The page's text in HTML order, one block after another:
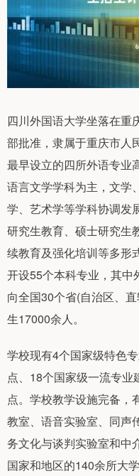
四川外国语大学坐落在重
部批准，隶属于重庆市人
最早设立的四所外语专业
语言文学学科为主，文学
学、艺术学等学科协调发
研究生教育、硕士研究生
续教育及强化培训等多形
开设55个本科专业，其中
向全国30个省(自治区、
生17000余人。
学校现有4个国家级特色
点、18个国家级一流专
点。学校教学设施完备，
教室、语音实验室、同声
务文化与谈判实验室和中
国家和地区的140余所大